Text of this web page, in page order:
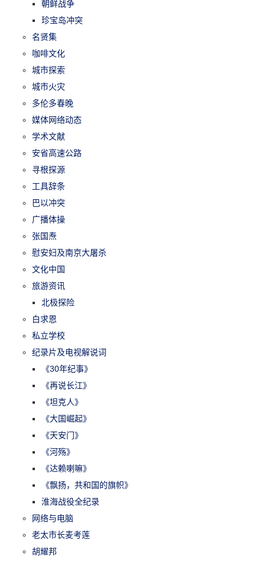
朝鲜战争
珍宝岛冲突
名贤集
咖啡文化
城市探索
城市火灾
多伦多春晚
媒体网络动态
学术文献
安省高速公路
寻根探源
工具辞条
巴以冲突
广播体操
张国焘
慰安妇及南京大屠杀
文化中国
旅游资讯
北极探险
白求恩
私立学校
纪录片及电视解说词
《30年纪事》
《再说长江》
《坦克人》
《大国崛起》
《天安门》
《河殇》
《达赖喇嘛》
《飘扬，共和国的旗帜》
淮海战役全纪录
网络与电脑
老太市长麦考莲
胡耀邦